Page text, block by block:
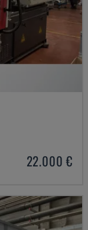
22.000 €